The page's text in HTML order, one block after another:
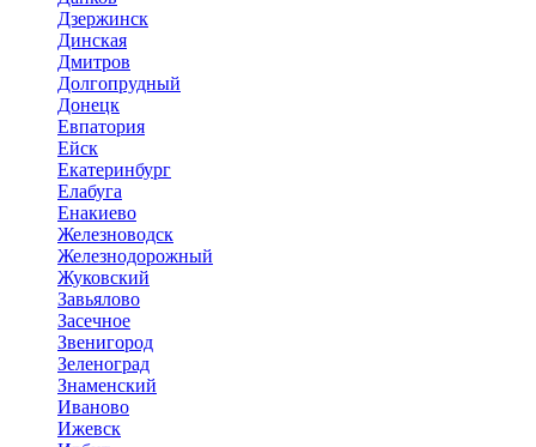
Дзержинск
Динская
Дмитров
Долгопрудный
Донецк
Евпатория
Ейск
Екатеринбург
Елабуга
Енакиево
Железноводск
Железнодорожный
Жуковский
Завьялово
Засечное
Звенигород
Зеленоград
Знаменский
Иваново
Ижевск